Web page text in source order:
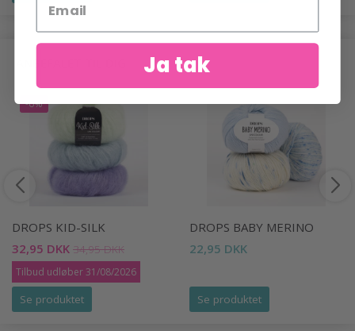
-6%
DROPS KID-SILK
32,95 DKK 34,95 DKK
Tilbud udløber 31/08/2026
Se produktet
DROPS BABY MERINO
22,95 DKK
Se produktet
Ja tak